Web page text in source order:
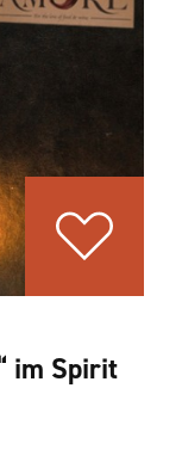
im Spirit